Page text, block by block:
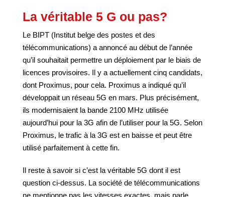
La véritable 5 G ou pas?
Le BIPT (Institut belge des postes et des
télécommunications) a annoncé au début de l’année
qu’il souhaitait permettre un déploiement par le biais de
licences provisoires. Il y a actuellement cinq candidats,
dont Proximus, pour cela. Proximus a indiqué qu’il
développait un réseau 5G en mars. Plus précisément,
ils modernisaient la bande 2100 MHz utilisée
aujourd’hui pour la 3G afin de l’utiliser pour la 5G. Selon
Proximus, le trafic à la 3G est en baisse et peut être
utilisé parfaitement à cette fin.
Il reste à savoir si c’est la véritable 5G dont il est
question ci-dessus. La société de télécommunications
ne mentionne pas les vitesses exactes, mais parle